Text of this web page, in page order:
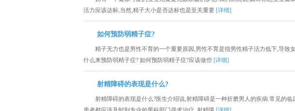
活力应该达标,当然,精子大小是否达标也是至关重要 [详细]
如何预防弱精子症?
精子无力也是男性不育的一个重要原因,男性不育是指男性精子活力低下,导致
什么来预防弱精子症? 如何预防弱精子症?应该做些 [详细]
射精障碍的表现是什么?
射精障碍的表现是什么?医生介绍说,射精障碍是一种折磨男人的疾病.常见的